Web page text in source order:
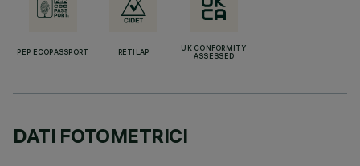
PEP ECOPASSPORT RETILAP
UK CONFORMITY
ASSESSED
DATI FOTOMETRICI